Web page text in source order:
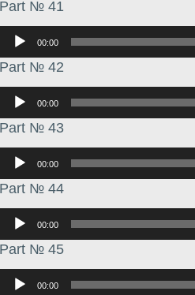
Part № 41
Аудиоплеер
00:00
Part № 42
Аудиоплеер
00:00
Part № 43
Аудиоплеер
00:00
Part № 44
Аудиоплеер
00:00
Part № 45
Аудиоплеер
00:00